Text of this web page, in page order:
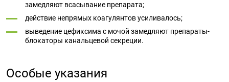
замедляют всасывание препарата;
действие непрямых коагулянтов усиливалось;
выведение цефиксима с мочой замедляют препараты-
блокаторы канальцевой секреции.
Особые указания